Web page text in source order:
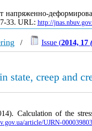
33. URL: http://
/ Issue (2014, 17
state, creep and
Calculation of the
article/UJRN-